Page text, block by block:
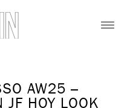
AW25 –